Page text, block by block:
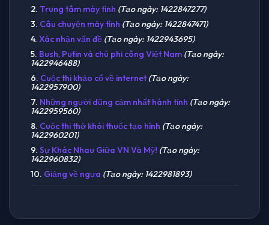
2. Trung tâm máy tính (Tạo ngày: 1422847277)
3. Câu chuyện máy tính (Tạo ngày: 1422847471)
4. Xác nhận vấn đề (Tạo ngày: 1422943695)
5. Bush, Putin và chú phi công Việt Nam (Tạo ngày:
1422946488)
6. Cuộc thi khảo cổ về internet (Tạo ngày:
1422957900)
7. Những người dũng cảm nhất hành tinh (Tạo ngày:
1422959560)
8. Cuộc thi thở khói thuốc tạo hình (Tạo ngày:
1422960201)
9. Sự Khác Nhau Giữa VN Và Mỹ! (Tạo ngày:
1422960832)
10. Giảng về ngựa (Tạo ngày: 1422981893)